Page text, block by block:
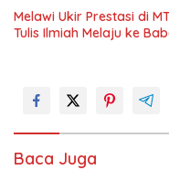
Melawi Ukir Prestasi di
Tulis Ilmiah Melaju ke
Baca Juga